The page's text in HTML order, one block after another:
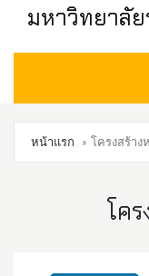
มหาวิทยาลัย
หน้าแรก โครงสร้าง
โค